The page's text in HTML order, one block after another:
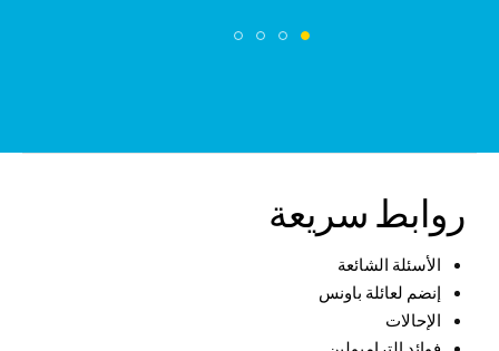
روابط سريعة
الأسئلة الشائعة
إنضم لعائلة باونس
الإحالات